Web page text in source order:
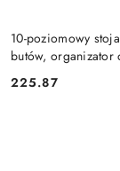
10-poziomowy
butów, organizator
Cena:
225.87